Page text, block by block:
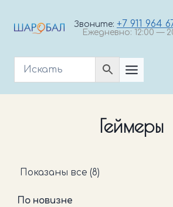
Звоните: +7 911 964
Ежедневно: 12:00 —
Геймеры
Показаны все (8)